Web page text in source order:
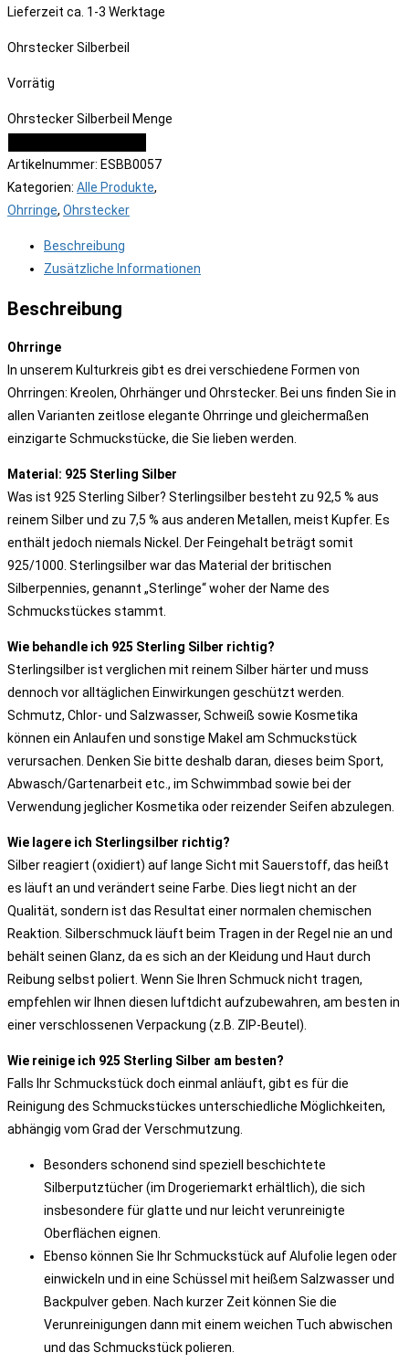
Lieferzeit ca. 1-3 Werktage
Ohrstecker Silberbeil
Vorrätig
Ohrstecker Silberbeil Menge
Artikelnummer: ESBB0057
Kategorien: Alle Produkte,
Ohrringe, Ohrstecker
Beschreibung
Zusätzliche Informationen
Beschreibung
Ohrringe
In unserem Kulturkreis gibt es drei verschiedene Formen von
Ohrringen: Kreolen, Ohrhänger und Ohrstecker. Bei uns finden Sie in
allen Varianten zeitlose elegante Ohrringe und gleichermaßen
einzigarte Schmuckstücke, die Sie lieben werden.
Material: 925 Sterling Silber
Was ist 925 Sterling Silber? Sterlingsilber besteht zu 92,5 % aus
reinem Silber und zu 7,5 % aus anderen Metallen, meist Kupfer. Es
enthält jedoch niemals Nickel. Der Feingehalt beträgt somit
925/1000. Sterlingsilber war das Material der britischen
Silberpennies, genannt „Sterlinge“ woher der Name des
Schmuckstückes stammt.
Wie behandle ich 925 Sterling Silber richtig?
Sterlingsilber ist verglichen mit reinem Silber härter und muss
dennoch vor alltäglichen Einwirkungen geschützt werden.
Schmutz, Chlor- und Salzwasser, Schweiß sowie Kosmetika
können ein Anlaufen und sonstige Makel am Schmuckstück
verursachen. Denken Sie bitte deshalb daran, dieses beim Sport,
Abwasch/Gartenarbeit etc., im Schwimmbad sowie bei der
Verwendung jeglicher Kosmetika oder reizender Seifen abzulegen.
Wie lagere ich Sterlingsilber richtig?
Silber reagiert (oxidiert) auf lange Sicht mit Sauerstoff, das heißt
es läuft an und verändert seine Farbe. Dies liegt nicht an der
Qualität, sondern ist das Resultat einer normalen chemischen
Reaktion. Silberschmuck läuft beim Tragen in der Regel nie an und
behält seinen Glanz, da es sich an der Kleidung und Haut durch
Reibung selbst poliert. Wenn Sie Ihren Schmuck nicht tragen,
empfehlen wir Ihnen diesen luftdicht aufzubewahren, am besten in
einer verschlossenen Verpackung (z.B. ZIP-Beutel).
Wie reinige ich 925 Sterling Silber am besten?
Falls Ihr Schmuckstück doch einmal anläuft, gibt es für die
Reinigung des Schmuckstückes unterschiedliche Möglichkeiten,
abhängig vom Grad der Verschmutzung.
Besonders schonend sind speziell beschichtete
Silberputztücher (im Drogeriemarkt erhältlich), die sich
insbesondere für glatte und nur leicht verunreinigte
Oberflächen eignen.
Ebenso können Sie Ihr Schmuckstück auf Alufolie legen oder
einwickeln und in eine Schüssel mit heißem Salzwasser und
Backpulver geben. Nach kurzer Zeit können Sie die
Verunreinigungen dann mit einem weichen Tuch abwischen
und das Schmuckstück polieren.